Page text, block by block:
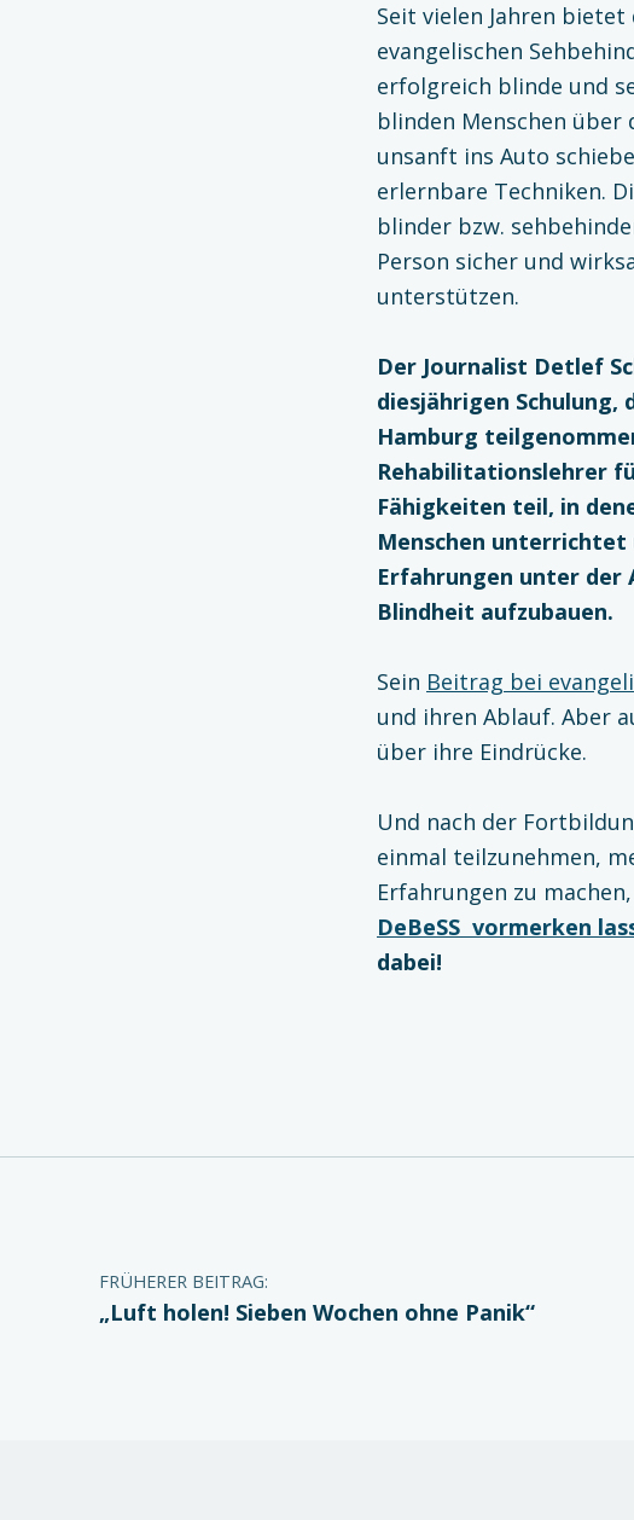
Seit vielen Jahren
evangelischen
erfolgreich blinde und
blinden Menschen über
unsanft ins Auto
erlernbare Techniken.
blinder bzw.
Person sicher und
unterstützen.
Der Journalist Detlef
diesjährigen
Hamburg
Rehabilitationslehrer
Fähigkeiten teil, in
Menschen unterrichtet
Erfahrungen unter der
Blindheit aufzubauen.
Sein Beitrag bei
und ihren Ablauf. Aber
über ihre Eindrücke.
Und nach der
einmal teilzunehmen,
Erfahrungen zu
DeBeSS vormerken
dabei!
Beitragsnavigation
FRÜHERER BEITRAG:
„Luft holen! Sieben Wochen ohne Panik“